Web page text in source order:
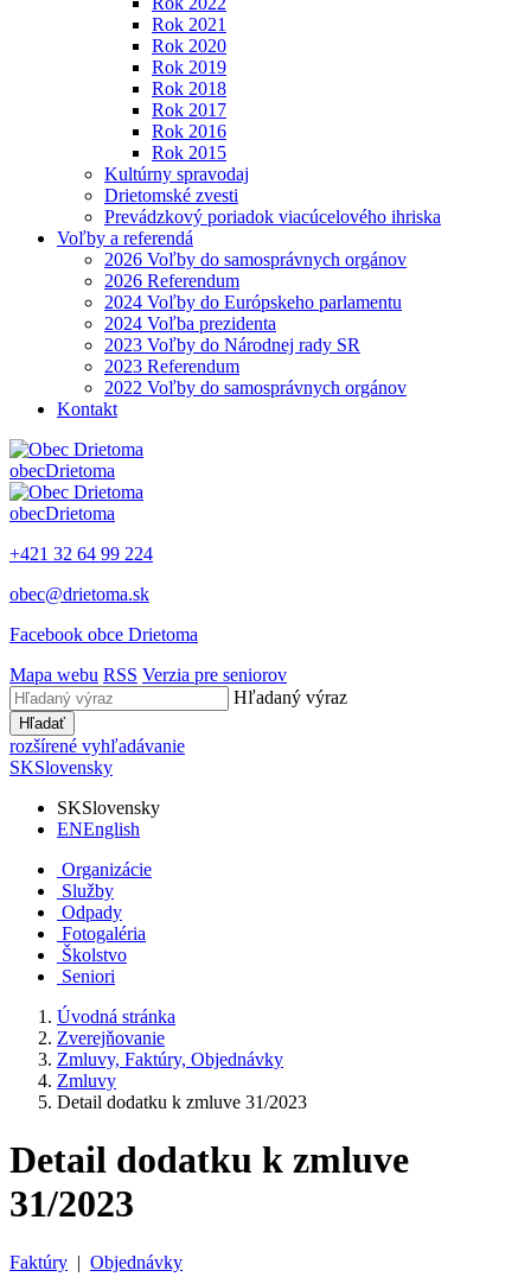
Rok 2021
Rok 2020
Rok 2019
Rok 2018
Rok 2017
Rok 2016
Rok 2015
Kultúrny spravodaj
Drietomské zvesti
Prevádzkový poriadok viacúcelového ihriska
Voľby a referendá
2026 Voľby do samosprávnych orgánov
2026 Referendum
2024 Voľby do Európskeho parlamentu
2024 Voľba prezidenta
2023 Voľby do Národnej rady SR
2023 Referendum
2022 Voľby do samosprávnych orgánov
Kontakt
obecDrietoma
obecDrietoma
+421 32 64 99 224
obec@drietoma.sk
Facebook obce Drietoma
Mapa webu RSS Verzia pre seniorov
Hľadaný výraz
Hľadať
rozšírené vyhľadávanie
SKSlovensky
SKSlovensky
ENEnglish
Organizácie
Služby
Odpady
Fotogaléria
Školstvo
Seniori
Úvodná stránka
Zverejňovanie
Zmluvy, Faktúry, Objednávky
Zmluvy
Detail dodatku k zmluve 31/2023
Detail dodatku k zmluve
31/2023
Faktúry | Objednávky